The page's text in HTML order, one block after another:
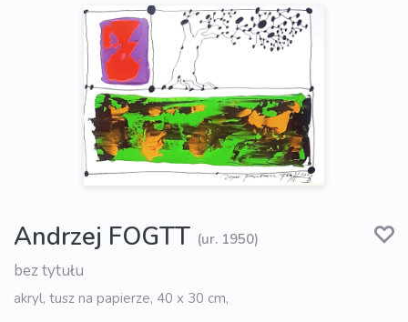
Andrzej FOGTT (ur. 1950)
bez tytułu
akryl, tusz na papierze, 40 x 30 cm,